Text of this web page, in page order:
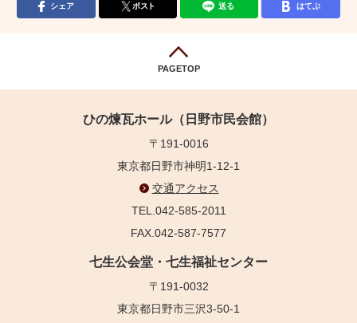
シェア ポスト 送る はてぶ
PAGETOP
ひの煉瓦ホール（日野市民会館）
〒191-0016
東京都日野市神明1-12-1
交通アクセス
TEL.042-585-2011
FAX.042-587-7577
七生公会堂・七生福祉センター
〒191-0032
東京都日野市三沢3-50-1